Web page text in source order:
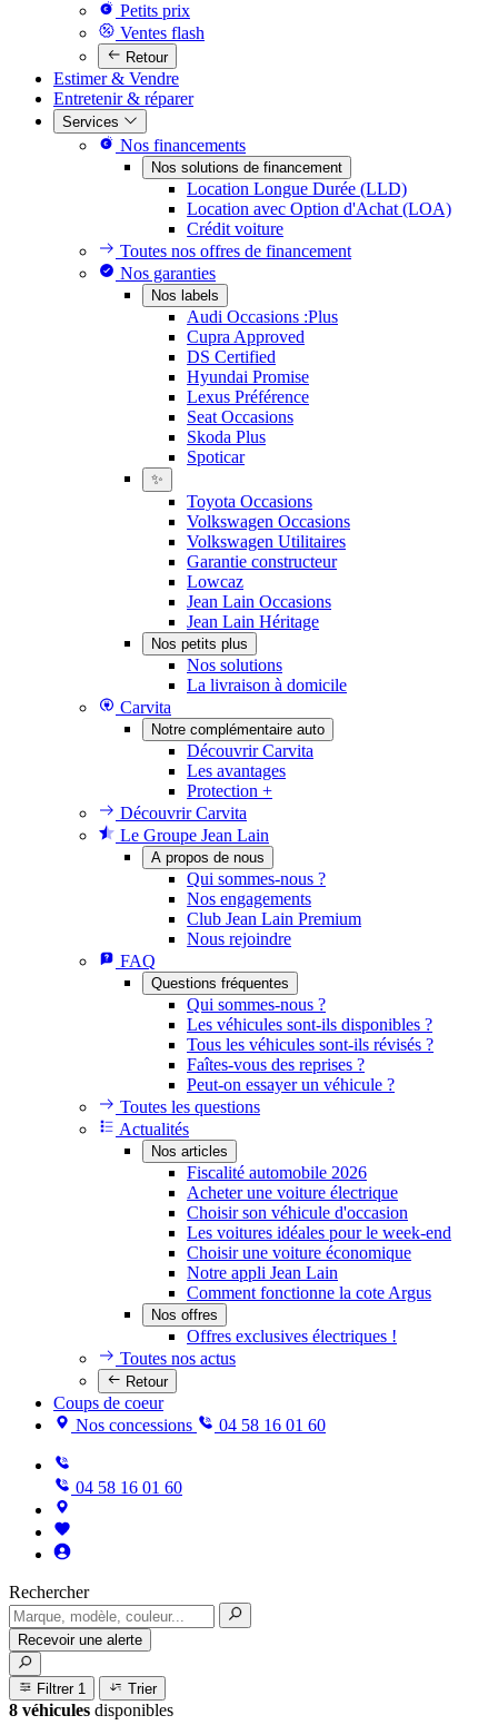
Petits prix
Ventes flash
Retour
Estimer & Vendre
Entretenir & réparer
Services
Nos financements
Nos solutions de financement
Location Longue Durée (LLD)
Location avec Option d'Achat (LOA)
Crédit voiture
Toutes nos offres de financement
Nos garanties
Nos labels
Audi Occasions :Plus
Cupra Approved
DS Certified
Hyundai Promise
Lexus Préférence
Seat Occasions
Skoda Plus
Spoticar
✨
Toyota Occasions
Volkswagen Occasions
Volkswagen Utilitaires
Garantie constructeur
Lowcaz
Jean Lain Occasions
Jean Lain Héritage
Nos petits plus
Nos solutions
La livraison à domicile
Carvita
Notre complémentaire auto
Découvrir Carvita
Les avantages
Protection +
Découvrir Carvita
Le Groupe Jean Lain
A propos de nous
Qui sommes-nous ?
Nos engagements
Club Jean Lain Premium
Nous rejoindre
FAQ
Questions fréquentes
Qui sommes-nous ?
Les véhicules sont-ils disponibles ?
Tous les véhicules sont-ils révisés ?
Faîtes-vous des reprises ?
Peut-on essayer un véhicule ?
Toutes les questions
Actualités
Nos articles
Fiscalité automobile 2026
Acheter une voiture électrique
Choisir son véhicule d'occasion
Les voitures idéales pour le week-end
Choisir une voiture économique
Notre appli Jean Lain
Comment fonctionne la cote Argus
Nos offres
Offres exclusives électriques !
Toutes nos actus
Retour
Coups de coeur
Nos concessions
04 58 16 01 60
04 58 16 01 60
Rechercher
Recevoir une alerte
Filtrer 1 Trier
8 véhicules disponibles